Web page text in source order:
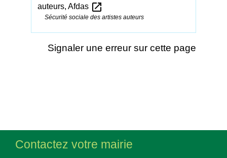
auteurs, Afdas open_in_new
Sécurité sociale des artistes auteurs
Signaler une erreur sur cette page
Contactez votre mairie